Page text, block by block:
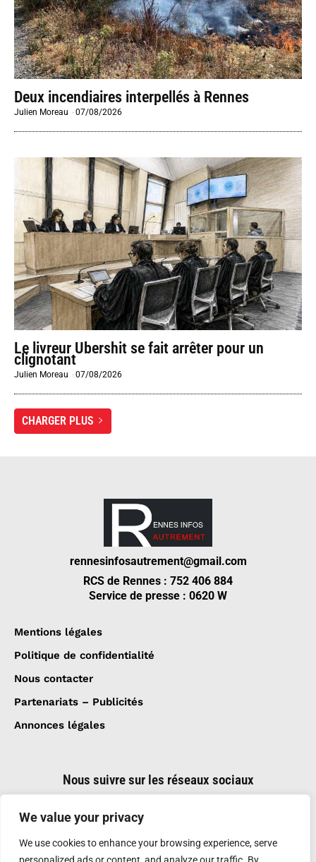
We value your privacy
We use cookies to enhance your browsing experience, serve
Deux incendiaires interpellés à Rennes
Julien Moreau -07/08/2026
Le livreur Ubershit se fait arrêter pour un
clignotant
Julien Moreau -07/08/2026
CHARGER PLUS
rennesinfosautrement@gmail.com
RCS de Rennes : 752 406 884
Service de presse : 0620 W
Mentions légales
Politique de confidentialité
Nous contacter
Partenariats – Publicités
Annonces légales
Nous suivre sur les réseaux sociaux